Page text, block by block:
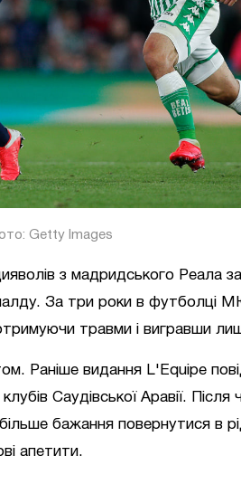
Getty Images
з мадридського Реала
За три роки в футболці
травми і вигравши
Раніше видання L'Equipe
Саудівської Аравії. Після
бажання повернутися в
апетити.